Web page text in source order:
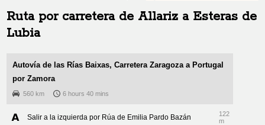
Ruta por carretera de Allariz a Esteras de
Lubia
Autovía de las Rías Baixas, Carretera Zaragoza a Portugal
por Zamora
560 km 6 hours 40 mins
Salir a la izquierda por Rúa de Emilia Pardo Bazán
122
m